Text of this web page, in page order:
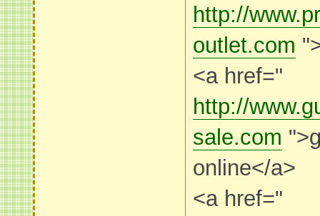
http://
outlet.com
<a href="
http://
sale.com
online</a>
<a href="